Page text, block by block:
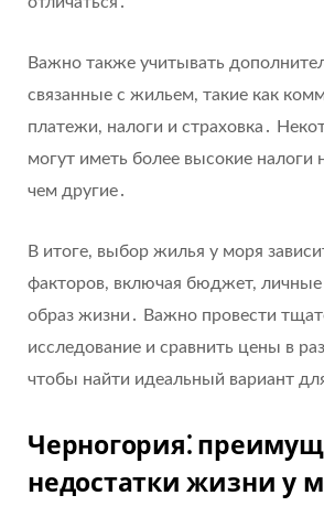
Важно также учитывать
связанные с жильем, такие как
платежи, налоги и страховка․
могут иметь более высокие налоги
чем другие․
В итоге, выбор жилья у моря
факторов, включая бюджет, личные
образ жизни․ Важно провести
исследование и сравнить цены в
чтобы найти идеальный вариант
Черногория⁚
недостатки жизни у